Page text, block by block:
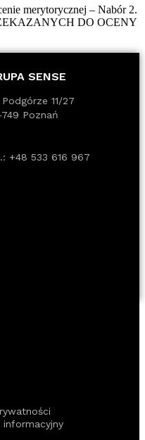
merytorycznej – Nabór 2.
DO OCENY
SENSE
11/27
749 Poznań
+48 533 616 967
informacyjny